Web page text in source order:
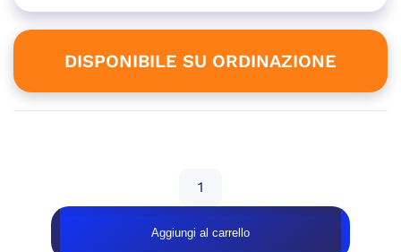
attuale
è:
776,99 €.
DISPONIBILE SU ORDINAZIONE
quantità
Aggiungi al carrello